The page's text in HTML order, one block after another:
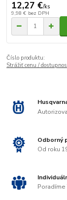
12,27 €/ks
9,98 € bez DPH
Číslo produktu:
Strážiť cenu /
Odborný
Od roku
Poradíme